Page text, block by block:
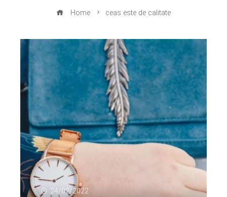
Home ceas este de calitate
24/02/2022